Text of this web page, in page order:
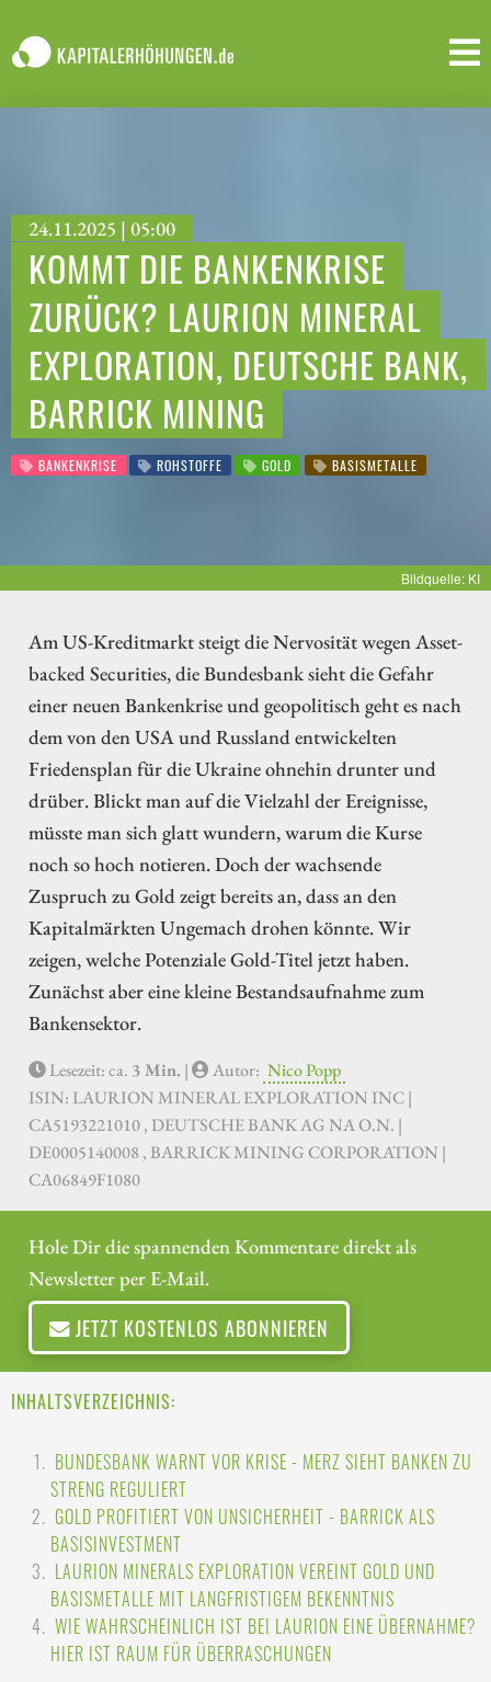
24.11.2025 | 05:00
KOMMT DIE BANKENKRISE
ZURÜCK? LAURION MINERAL
EXPLORATION, DEUTSCHE BANK,
BARRICK MINING
BANKENKRISE ROHSTOFFE GOLD BASISMETALLE
Bildquelle: KI
Am US-Kreditmarkt steigt die Nervosität wegen Asset-
backed Securities, die Bundesbank sieht die Gefahr
einer neuen Bankenkrise und geopolitisch geht es nach
dem von den USA und Russland entwickelten
Friedensplan für die Ukraine ohnehin drunter und
drüber. Blickt man auf die Vielzahl der Ereignisse,
müsste man sich glatt wundern, warum die Kurse
noch so hoch notieren. Doch der wachsende
Zuspruch zu Gold zeigt bereits an, dass an den
Kapitalmärkten Ungemach drohen könnte. Wir
zeigen, welche Potenziale Gold-Titel jetzt haben.
Zunächst aber eine kleine Bestandsaufnahme zum
Bankensektor.
Lesezeit: ca. 3 Min. | Autor: Nico Popp
ISIN: LAURION MINERAL EXPLORATION INC |
CA5193221010 , DEUTSCHE BANK AG NA O.N. |
DE0005140008 , BARRICK MINING CORPORATION |
CA06849F1080
Hole Dir die spannenden Kommentare direkt als
Newsletter per E-Mail.
JETZT KOSTENLOS ABONNIEREN
INHALTSVERZEICHNIS:
BUNDESBANK WARNT VOR KRISE - MERZ SIEHT BANKEN ZU
STRENG REGULIERT
GOLD PROFITIERT VON UNSICHERHEIT - BARRICK ALS
BASISINVESTMENT
LAURION MINERALS EXPLORATION VEREINT GOLD UND
BASISMETALLE MIT LANGFRISTIGEM BEKENNTNIS
WIE WAHRSCHEINLICH IST BEI LAURION EINE ÜBERNAHME?
HIER IST RAUM FÜR ÜBERRASCHUNGEN